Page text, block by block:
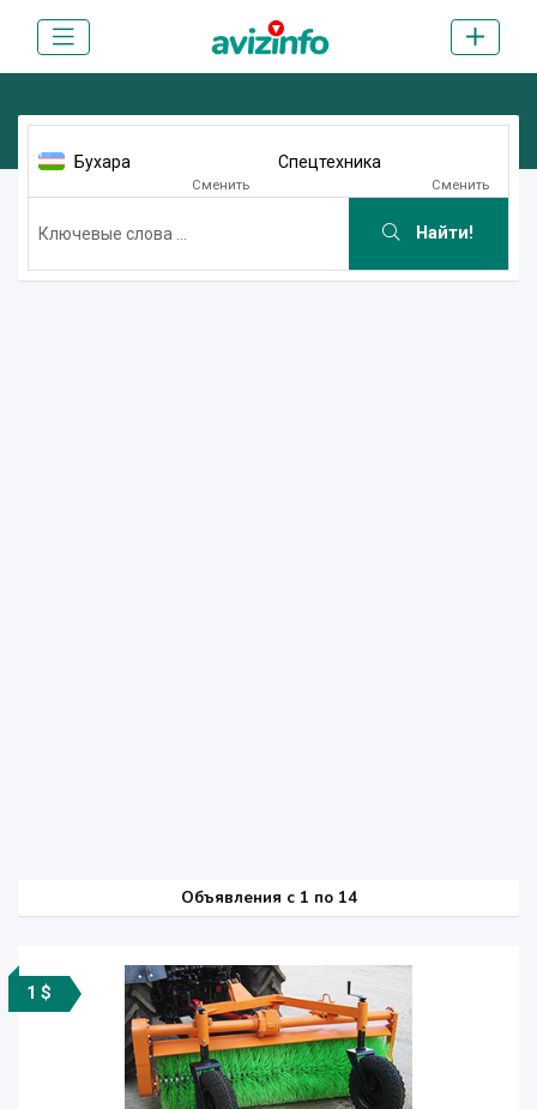
Бухара
Сменить
Спецтехника
Сменить
Найти!
Объявления c 1 по 14
1 $